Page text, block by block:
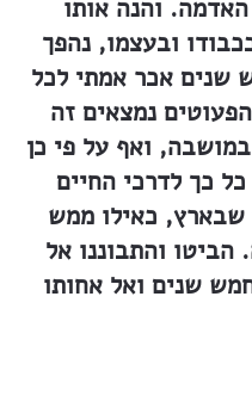
והנה אותו
ובעצמו, נהפך
שנים אכר אמתי לכל
נמצאים זה
ואף על פי כן
כך לדרכי החיים
כאילו ממש
הביטו והתבוננו אל
שנים ואל אחותו